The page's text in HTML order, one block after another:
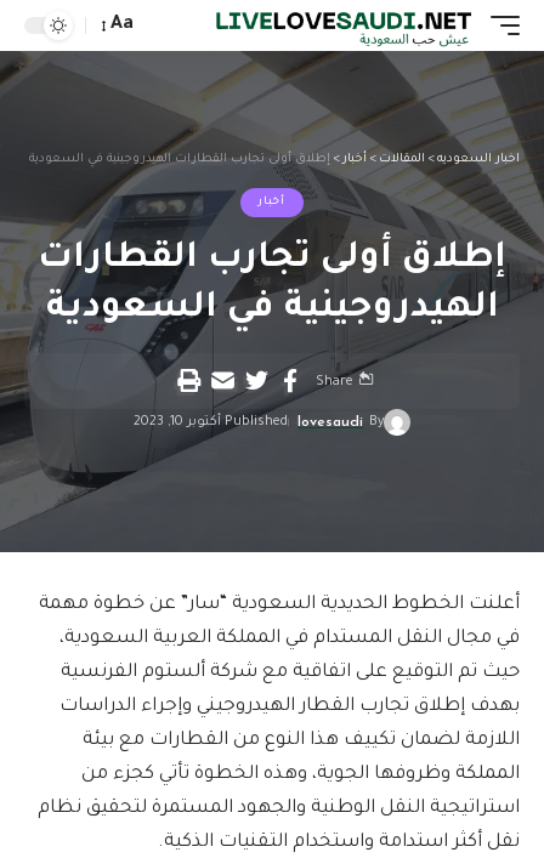
Aa
اخبار السعوديه> المقالات > أخبار > إطلاق أولى تجارب القطارات الهيدروجينية في السعودية
أخبار
إطلاق أولى تجارب القطارات
الهيدروجينية في السعودية
By
lovesaudi Published أكتوبر 10, 2023
Share
أعلنت الخطوط الحديدية السعودية “سار” عن خطوة مهمة
في مجال النقل المستدام في المملكة العربية السعودية،
حيث تم التوقيع على اتفاقية مع شركة ألستوم الفرنسية
بهدف إطلاق تجارب القطار الهيدروجيني وإجراء الدراسات
اللازمة لضمان تكييف هذا النوع من القطارات مع بيئة
المملكة وظروفها الجوية، وهذه الخطوة تأتي كجزء من
استراتيجية النقل الوطنية والجهود المستمرة لتحقيق نظام
نقل أكثر استدامة واستخدام التقنيات الذكية.